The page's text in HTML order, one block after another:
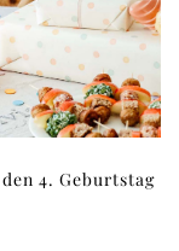
4. Geburtstag